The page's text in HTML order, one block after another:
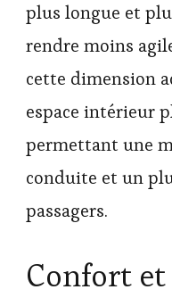
plus longue et
rendre moins
cette dimension
espace intérieur
permettant une
conduite et un
passagers.
Confort et